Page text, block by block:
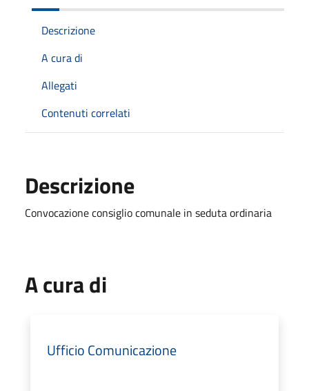
Descrizione
A cura di
Allegati
Contenuti correlati
Descrizione
Convocazione consiglio comunale in seduta ordinaria
A cura di
Ufficio Comunicazione